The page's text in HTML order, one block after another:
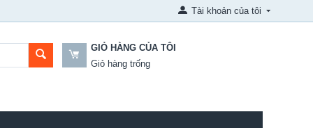
Tài khoản của tôi
GIỎ HÀNG CỦA TÔI
Giỏ hàng trống